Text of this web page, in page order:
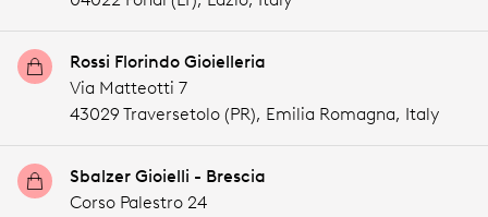
Rossi Florindo Gioielleria
Via Matteotti 7
43029 Traversetolo (PR), Emilia Romagna, Italy
Sbalzer Gioielli - Brescia
Corso Palestro 24